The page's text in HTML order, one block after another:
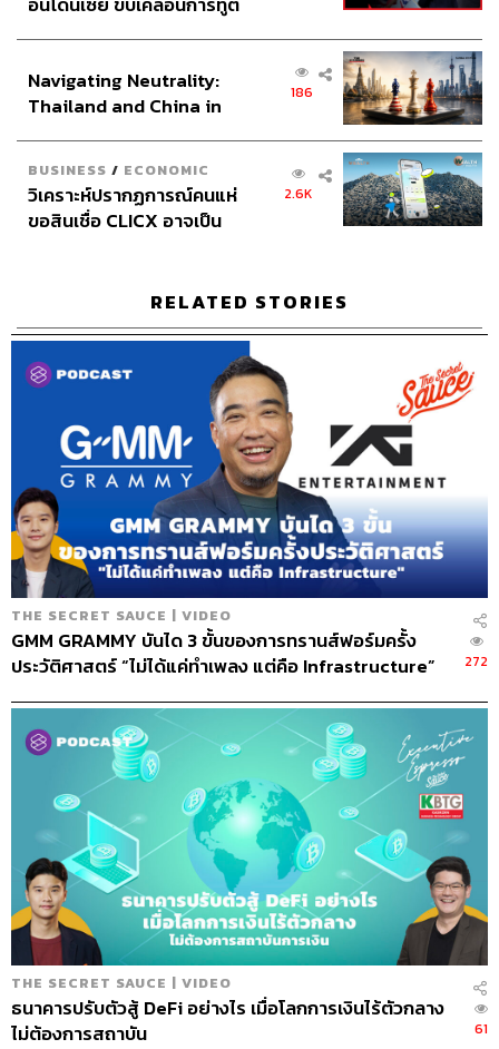
โดยที่มีคุณบิลเป็นประธาน
ผมทำงานกับบิลมา 14 ปี ผมคิดว่าไมเนอร์เป็นบริษัทที่มี
วัฒนธรรมของการขับเคลื่อน อย่างที่รู้กันว่าไมเนอร์เป็น
บริษัทมหาชน เรามีความต้องการที่จะประสบความสำเร็จ
และผมโชคดีมากที่ผมได้รับประสบการณ์จากบิล ผมได้เรียนรู้
สิ่งต่างๆ จากเขา ผมเชื่อว่า 1+1 ได้มากกว่า 2 บิลมีจุดแข็ง
เยอะมาก และเขามีประสบการณ์ที่มากกว่าผม เขาได้ผ่าน
วิกฤตในประเทศไทยมาหลายครั้ง เขาจึงสามารถนำทางและ
สำเร็จได้มากกว่า 50 ปี และเพื่อให้แน่ใจว่าเราได้สร้าง
รากฐานที่มั่นคง เพื่อที่เราจะสามารถดึงดูดคนที่มีความ
สามารถเข้ามาได้ เพราะมันคือธุรกิจของเรา ธุรกิจของเรา
เป็นเรื่องของคน ตอนนี้ผมเป็นซีอีโอ มันเหมือนกับการได้ก้าว
ขึ้นไปอีกขั้น และผมยังสามารถทำงานใกล้ชิดกับบิลได้
มากกว่าเดิมอีกด้วย เราต้องวางแผนและลงมือทำสิ่งต่างๆ กัน
อย่างรวดเร็ว แถมเรายังเป็นบริษัทแรกๆ ที่ประกาศให้ทุกคน
มั่นใจว่า เรามีโครงสร้างทางการเงินที่แข็งแกร่งและมั่นคง
เราระดมทุนในตลาดตราสารหนี้ได้อย่างรวดเร็ว และมียอด
จองที่สูงกว่าหุ้นกู้ที่ออกถึง 11 เท่า เรามีการเสนอขายหุ้นเพิ่ม
ทุน ซึ่งมียอดจองสูงกว่าหุ้นที่จัดสรรถึง 30% เราได้ออกใบ
สำคัญแสดงสิทธิในการซื้อหุ้น เราต้องการทำให้แน่ใจว่าเรา
ได้เพิ่มความแข็งแรงให้แก่โครงสร้างเงินทุนของเรา รวมถึง
โครงสร้างคนของเราด้วยเช่นกัน ในส่วนของการจัดการ
กระแสเงินสดในบริษัท เราลงไปดูว่าร้านไหนที่เปิดแล้ว
ขาดทุน เราก็ปิด ร้านไหนที่ทำเงินได้ เราก็เก็บไว้ ผมคิดว่าสิ่ง
ที่สำคัญคือความโปร่งใสและความตรงไปตรงมา ในฐานะซีอี
โอ ผมไม่สามารถทำทุกสิ่งทุกอย่างเองได้ เพราะมันไม่เวิร์ก
เราต้องทำงานกันเป็นทีม ไม่ใช่แค่ผมกับบิล เรามีคณะ
กรรมการด้วย และเราก็เป็นส่วนหนึ่งในนั้น แม้ว่าบิลจะเป็น
ประธานบอร์ด แต่เขาก็เป็นประธานคณะกรรมการด้วย
นอกจากนี้เรายังมีคณะกรรมการในเรื่องการควบรวมกิจการ
ซึ่งจะต้องรายงานเกี่ยวกับสถานการณ์ต่างๆ ที่จะมีการอัพเดท
ทุกเดือน ยิ่งในช่วงโควิด-19 บอร์ดของเราได้รับการอัพเดท
ทุกสัปดาห์ ดังนั้นบอร์ดจะรู้เสมอว่าเรากำลังอยู่ตรงไหนของ
แผน เพราะเราได้ส่งแผนงานของเราให้กับบอร์ด และจะมี
การประชุมกันทุกสัปดาห์เพื่อพูดคุยถึงปัจจัยและความเสี่ยง
ต่างๆ ซึ่งเป็นสิ่งที่บริษัทเราให้ความสำคัญ
อินโดนีเซีย
Navigating Neutrality:
Thailand and China in
186
BUSINESS / ECONOMIC
วิเคราะห์ปรากฏการณ์คนแห่
ขอสินเชื่อ CLICX อาจเป็น
2.6K
RELATED STORIES
THE SECRET SAUCE | VIDEO
GMM GRAMMY บันได 3 ขั้นของการทรานส์​ฟอร์มครั้ง
ประวัติศาสตร์ “ไม่ได้แค่ทำเพลง แต่คือ Infrastructure”
272
THE SECRET SAUCE | VIDEO
ธนาคารปรับตัวสู้ DeFi อย่างไร เมื่อโลกการเงินไร้ตัวกลาง
ไม่ต้องการสถาบัน
61